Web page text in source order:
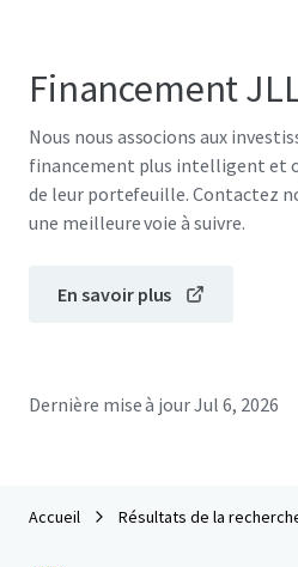
Financement
Nous nous associons aux
financement plus intelligent et
de leur portefeuille. Contactez
une meilleure voie à suivre.
En savoir plus
Dernière mise à jourJul 6, 2026
Accueil Résultats de la